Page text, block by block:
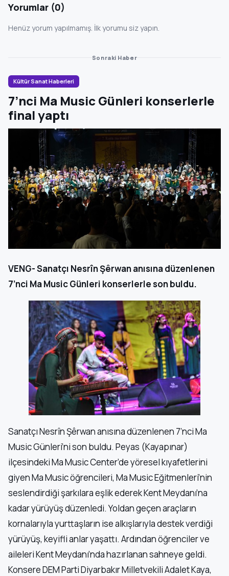
Yorumlar (0)
Henüz yorum yapılmamış. İlk yorumu siz yapın.
Sonraki Haber
Kültür Sanat Haberleri
7’nci Ma Music Günleri konserlerle
final yaptı
VENG- Sanatçı Nesrîn Şêrwan anısına düzenlenen
7’nci Ma Music Günleri konserlerle son buldu.
Sanatçı Nesrîn Şêrwan anısına düzenlenen 7’nci Ma
Music Günleri’ni son buldu. Peyas (Kayapınar)
ilçesindeki Ma Music Center’de yöresel kıyafetlerini
giyen Ma Music öğrencileri, Ma Music Eğitmenleri’nin
seslendirdiği şarkılara eşlik ederek Kent Meydanı’na
kadar yürüyüş düzenledi. Yoldan geçen araçların
kornalarıyla yurttaşların ise alkışlarıyla destek verdiği
yürüyüş, keyifli anlar yaşattı. Ardından öğrenciler ve
aileleri Kent Meydanı’nda hazırlanan sahneye geldi.
Konsere DEM Parti Diyarbakır Milletvekili Adalet Kaya,